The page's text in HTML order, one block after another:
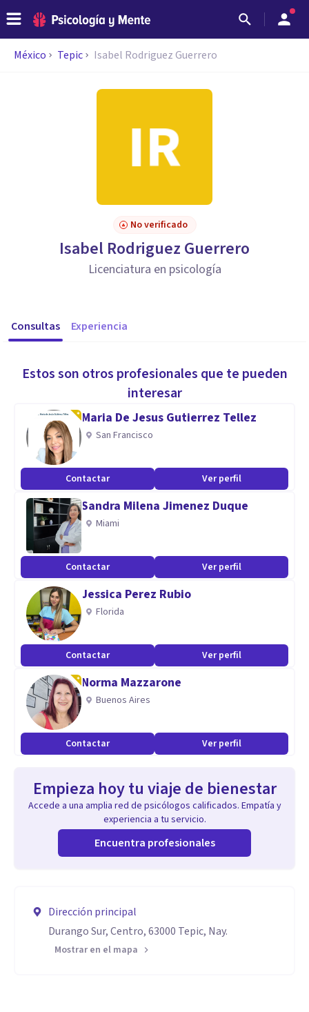
México Tepic Isabel Rodriguez Guerrero
No verificado
Isabel Rodriguez Guerrero
Licenciatura en psicología
Consultas Experiencia
Estos son otros profesionales que te pueden
interesar
Maria De Jesus Gutierrez Tellez
San Francisco
Contactar Ver perfil
Sandra Milena Jimenez Duque
Miami
Contactar Ver perfil
Jessica Perez Rubio
Florida
Contactar Ver perfil
Norma Mazzarone
Buenos Aires
Contactar Ver perfil
Empieza hoy tu viaje de bienestar
Accede a una amplia red de psicólogos calificados. Empatía y
experiencia a tu servicio.
Encuentra profesionales
Dirección principal
Durango Sur, Centro, 63000 Tepic, Nay.
Mostrar en el mapa